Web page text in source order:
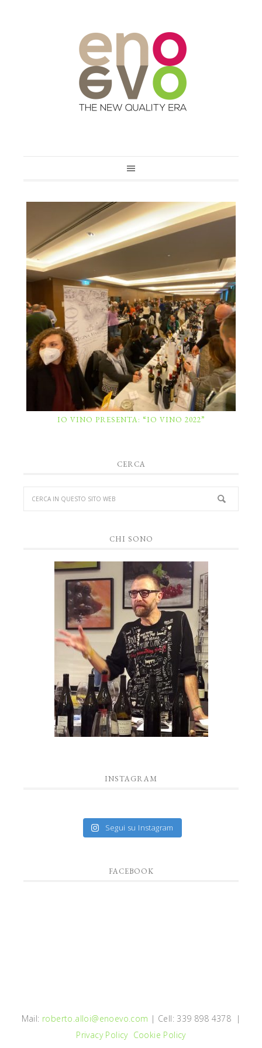
IO VINO PRESENTA: “IO VINO 2022”
CERCA
CHI SONO
INSTAGRAM
Segui su Instagram
FACEBOOK
Mail: roberto.alloi@enoevo.com | Cell: 339 898 4378 |
Privacy Policy Cookie Policy